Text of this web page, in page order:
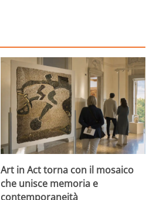
Art in Act torna con il mosaico
che unisce memoria e
contemporaneità